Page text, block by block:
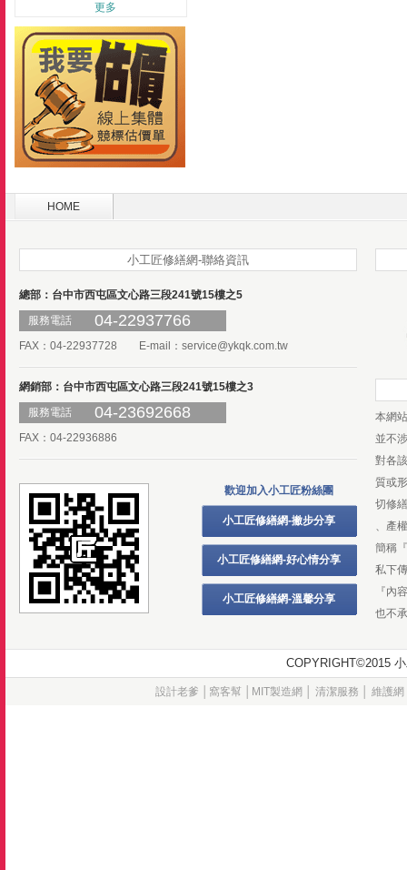
更多
HOME
小工匠修繕網-聯絡資訊
總部：台中市西屯區文心路三段241號15樓之5
服務電話
04-22937766
FAX：04-22937728 E-mail： service@ykqk.com.tw
網銷部：台中市西屯區文心路三段241號15樓之3
服務電話
04-23692668
FAX：04-22936886
歡迎加入小工匠粉絲團
小工匠修繕網-撇步分享
小工匠修繕網-好心情分享
小工匠修繕網-溫馨分享
本網
並不
對各
質或
切修
、產
簡稱
私下
『內
也不
設計老爹 窩客幫│ MIT製造網 清潔服務 維護網